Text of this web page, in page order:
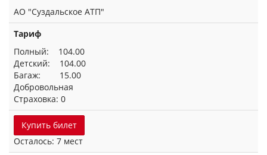
АО "Суздальское АТП"
Тариф
Полный: 104.00
Детский: 104.00
Багаж: 15.00
Добровольная
Страховка: 0
Купить билет
Осталось: 7 мест